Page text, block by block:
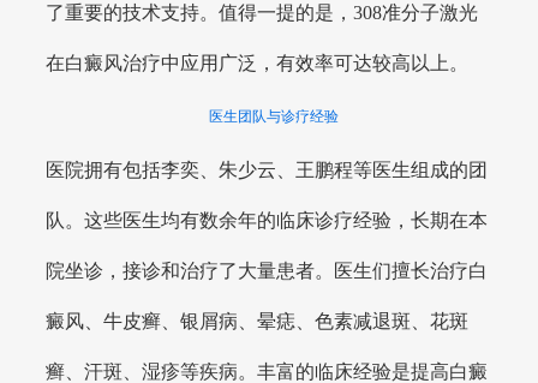
了重要的技术支持。值得一提的是，308准分子激光
在白癜风治疗中应用广泛，有效率可达较高以上。
医生团队与诊疗经验
医院拥有包括李奕、朱少云、王鹏程等医生组成的团
队。这些医生均有数余年的临床诊疗经验，长期在本
院坐诊，接诊和治疗了大量患者。医生们擅长治疗白
癜风、牛皮癣、银屑病、晕痣、色素减退斑、花斑
癣、汗斑、湿疹等疾病。丰富的临床经验是提高白癜